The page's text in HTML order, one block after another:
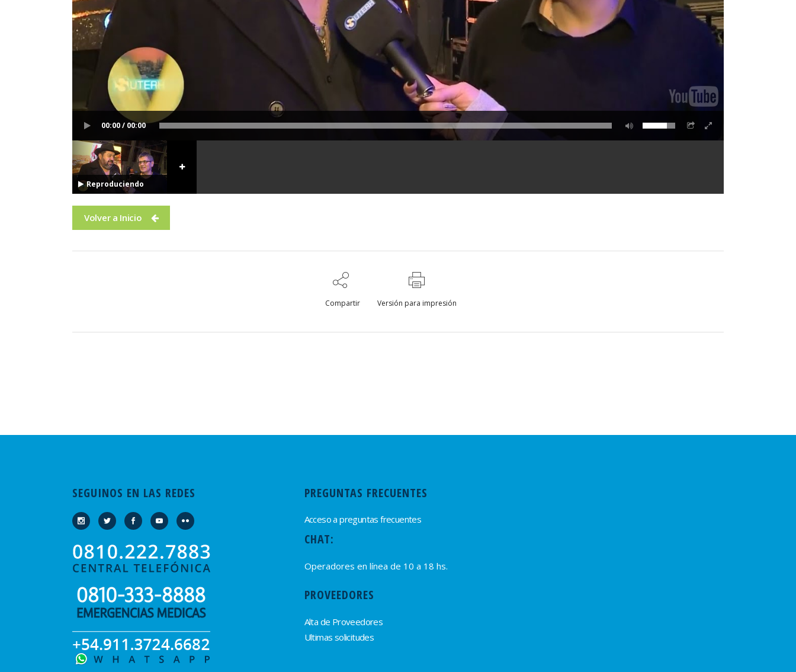
00:00 / 00:00
Reproduciendo
Volver a Inicio
Compartir Versión para impresión
SEGUINOS EN LAS REDES PREGUNTAS FRECUENTES
Acceso a preguntas frecuentes
CHAT:
Operadores en línea de 10 a 18 hs.
PROVEEDORES
Alta de Proveedores
Ultimas solicitudes